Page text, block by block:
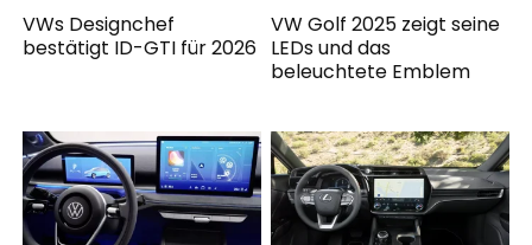
VWs Designchef
bestätigt ID-GTI für 2026
VW Golf 2025 zeigt seine
LEDs und das
beleuchtete Emblem